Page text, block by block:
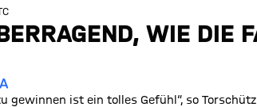
WIE DIE
gewinnen ist ein tolles Gefühl“, so